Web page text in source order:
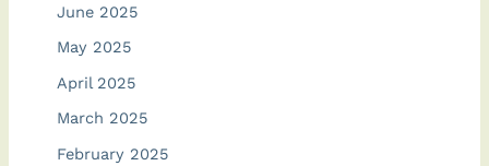
June 2025
May 2025
April 2025
March 2025
February 2025